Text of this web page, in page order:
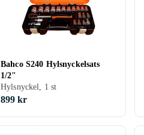
Bahco S240 Hylsnyckelsats
1/2"
Hylsnyckel, 1 st
899 kr